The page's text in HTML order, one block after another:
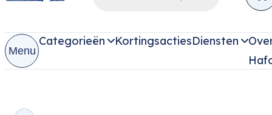
Menu
Categorieën KortingsactiesDiensten